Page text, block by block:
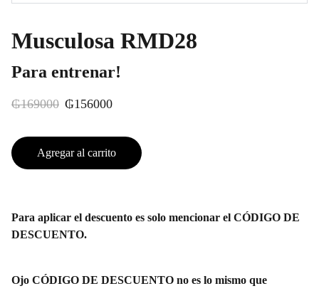
Musculosa RMD28
Para entrenar!
₲169000 ₲156000
Agregar al carrito
Para aplicar el descuento es solo mencionar el CÓDIGO DE
DESCUENTO.
Ojo CÓDIGO DE DESCUENTO no es lo mismo que